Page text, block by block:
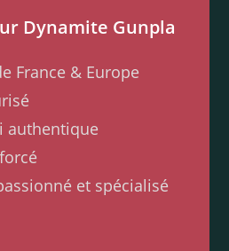
Dynamite Gunpla
France & Europe
authentique
et spécialisé